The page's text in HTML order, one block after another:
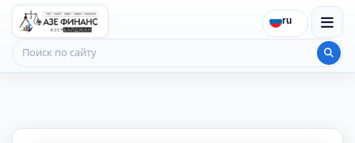
Поиск по сайту
ru